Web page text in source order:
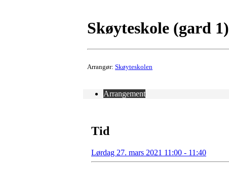
Skøyteskole (gard 1)
Arrangør: Skøyteskolen
Arrangement
Tid
Lørdag 27. mars 2021 11:00 - 11:40